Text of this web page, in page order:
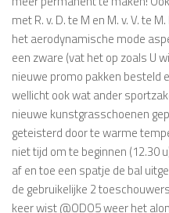
met R. v. D. te M en M. v. V. te
het aerodynamische mode
een zware (vat het op zoals U
nieuwe promo pakken besteld
wellicht ook wat ander
nieuwe kunstgrasschoenen
geteisterd door te warme
niet tijd om te beginnen (12.30
af en toe een spatje de bal
de gebruikelijke 2
keer wist @ODO5 weer het